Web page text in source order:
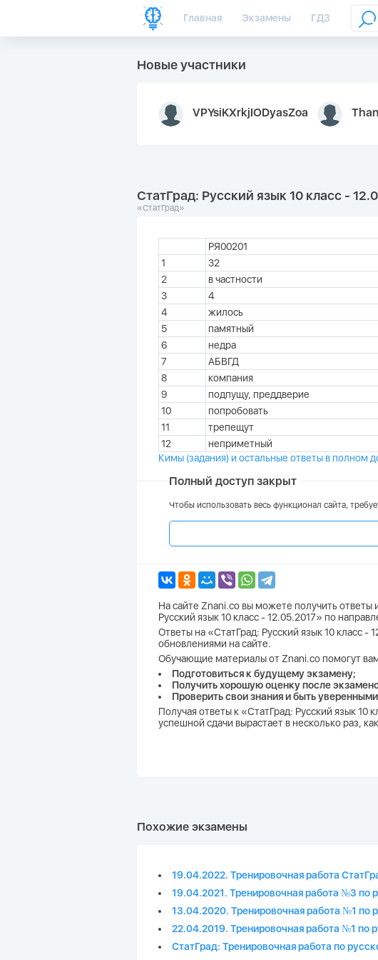
Главная Экзамены ГДЗ
Новые участники
VPYsiKXrkjIODyasZoa Thank you very
СтатГрад: Русский язык 10 класс -
«СтатГрад»
РЯ00201
1
32
2
в частности
3
4
4
жилось
5
памятный
6
недра
7
АБВГД
8
компания
9
подпущу, преддверие
10
попробовать
11
трепещут
12
неприметный
Кимы (задания) и остальные ответы в полном
Полный доступ закрыт
Чтобы использовать весь функционал сайта,
На сайте Znani.co вы можете получить ответы
Русский язык 10 класс - 12.05.2017» по
Ответы на «СтатГрад: Русский язык 10 класс -
обновлениями на сайте.
Обучающие материалы от Znani.co помогут
Подготовиться к будущему экзамену;
Получить хорошую оценку после
Проверить свои знания и быть
Получая ответы к «СтатГрад: Русский язык 10
успешной сдачи вырастает в несколько раз,
Похожие экзамены
19.04.2022. Тренировочная работа
19.04.2021. Тренировочная работа №3 по
13.04.2020. Тренировочная работа №1 по
22.04.2019. Тренировочная работа №1 по
СтатГрад: Тренировочная работа по